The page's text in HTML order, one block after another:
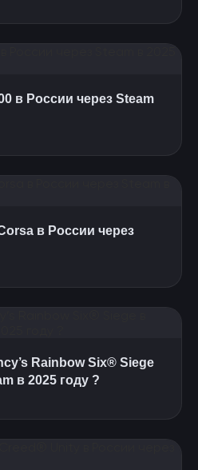
через
Rainbow Six® Siege
в 2025 году ?